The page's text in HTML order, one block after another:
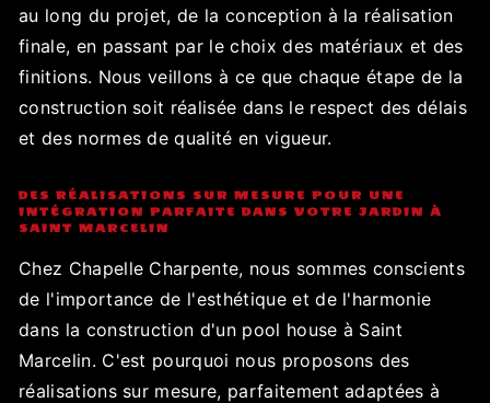
au long du projet, de la conception à la réalisation
finale, en passant par le choix des matériaux et des
finitions. Nous veillons à ce que chaque étape de la
construction soit réalisée dans le respect des délais
et des normes de qualité en vigueur.
DES RÉALISATIONS SUR MESURE POUR UNE
INTÉGRATION PARFAITE DANS VOTRE JARDIN À
SAINT MARCELIN
Chez Chapelle Charpente, nous sommes conscients
de l'importance de l'esthétique et de l'harmonie
dans la construction d'un pool house à Saint
Marcelin. C'est pourquoi nous proposons des
réalisations sur mesure, parfaitement adaptées à